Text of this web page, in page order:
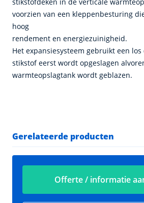
voorzien van een kleppenbesturing
hoog
rendement en energiezuinigheid.
Het expansiesysteem gebruikt een
stikstof eerst wordt opgeslagen
warmteopslagtank wordt geblazen.
Gerelateerde producten
Offerte / informatie